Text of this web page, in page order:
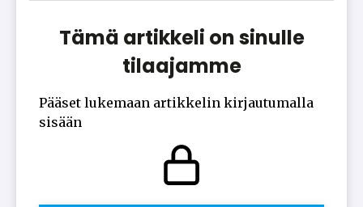
Tämä artikkeli on sinulle
tilaajamme
Pääset lukemaan artikkelin kirjautumalla
sisään